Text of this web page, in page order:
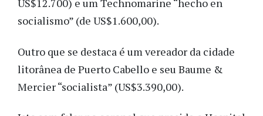
US$12.700) e um Technomarine “hecho en
socialismo” (de US$1.600,00).
Outro que se destaca é um vereador da cidade
litorânea de Puerto Cabello e seu Baume &
Mercier “socialista” (US$3.390,00).